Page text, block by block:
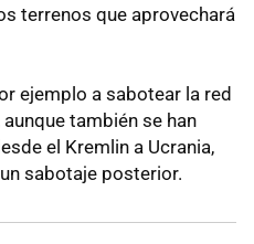
terrenos que aprovechará
ejemplo a sabotear la red
también se han
el Kremlin a Ucrania,
sabotaje posterior.